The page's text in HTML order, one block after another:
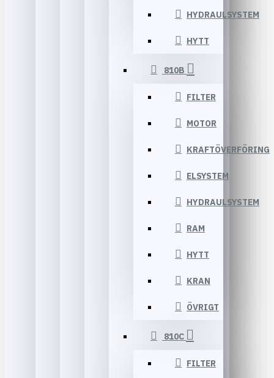
HYDRAULSYSTEM
HYTT
810B
FILTER
MOTOR
KRAFTÖVERFÖRING
ELSYSTEM
HYDRAULSYSTEM
RAM
HYTT
KRAN
ÖVRIGT
810C
FILTER